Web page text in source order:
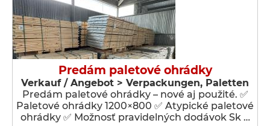
Predám paletové ohrádky
Verkauf / Angebot > Verpackungen, Paletten
Predám paletové ohrádky – nové aj použité. ✅
Paletové ohrádky 1200×800 ✅ Atypické paletové
ohrádky ✅ Možnosť pravidelných dodávok Sk …